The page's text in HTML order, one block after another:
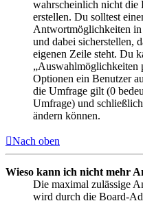
wahrscheinlich nicht die
erstellen. Du solltest
Antwortmöglichkeiten in
und dabei sicherstellen,
eigenen Zeile steht. Du
„Auswahlmöglichkeiten
Optionen ein Benutzer
die Umfrage gilt (0
Umfrage) und
ändern können.
Nach oben
Wieso kann ich nicht mehr
Die maximal zulässige
wird durch die Board-